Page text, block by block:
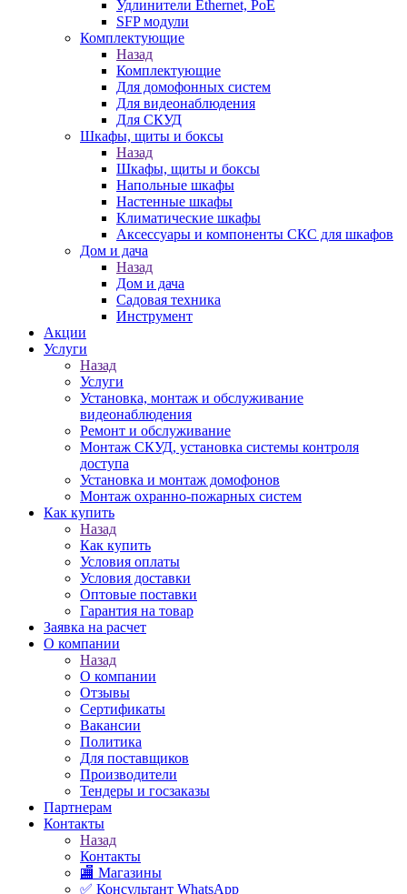
Удлинители Ethernet, PoE
SFP модули
Комплектующие
Назад
Комплектующие
Для домофонных систем
Для видеонаблюдения
Для СКУД
Шкафы, щиты и боксы
Назад
Шкафы, щиты и боксы
Напольные шкафы
Настенные шкафы
Климатические шкафы
Аксессуары и компоненты СКС для шкафов
Дом и дача
Назад
Дом и дача
Садовая техника
Инструмент
Акции
Услуги
Назад
Услуги
Установка, монтаж и обслуживание
видеонаблюдения
Ремонт и обслуживание
Монтаж СКУД, установка системы контроля
доступа
Установка и монтаж домофонов
Монтаж охранно-пожарных систем
Как купить
Назад
Как купить
Условия оплаты
Условия доставки
Оптовые поставки
Гарантия на товар
Заявка на расчет
О компании
Назад
О компании
Отзывы
Сертификаты
Вакансии
Политика
Для поставщиков
Производители
Тендеры и госзаказы
Партнерам
Контакты
Назад
Контакты
🏬 Магазины
✅️ Консультант WhatsApp